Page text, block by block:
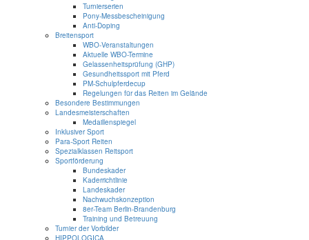
Turnierserien
Pony-Messbescheinigung
Anti-Doping
Breitensport
WBO-Veranstaltungen
Aktuelle WBO-Termine
Gelassenheitsprüfung (GHP)
Gesundheitssport mit Pferd
PM-Schulpferdecup
Regelungen für das Reiten im Gelände
Besondere Bestimmungen
Landesmeisterschaften
Medaillenspiegel
Inklusiver Sport
Para-Sport Reiten
Spezialklassen Reitsport
Sportförderung
Bundeskader
Kaderrichtlinie
Landeskader
Nachwuchskonzeption
8er-Team Berlin-Brandenburg
Training und Betreuung
Turnier der Vorbilder